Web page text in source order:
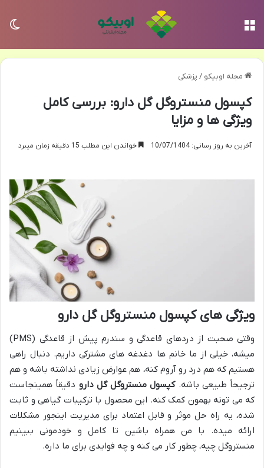
مجله اوبیکو / پزشکی
کپسول منستروگل گل دارو: بررسی کامل
ویژگی ها و مزایا
آخرین به روز رسانی: 10/07/1404 خواندن این مطلب 15 دقیقه زمان میبرد
ویژگی های کپسول منستروگل گل دارو
وقتی صحبت از دردهای قاعدگی و سندرم پیش از قاعدگی (PMS)
میشه، خیلی از ما خانم ها دغدغه های مشترکی داریم. دنبال راهی
هستیم که هم درد رو آروم کنه، هم عوارض زیادی نداشته باشه و هم
ترجیحاً طبیعی باشه.کپسول منستروگل گل دارو دقیقاً همینجاست
که می تونه بهمون کمک کنه. این محصول با ترکیبات گیاهی و ثابت
شده، یه راه حل موثر و قابل اعتماد برای مدیریت اینجور مشکلات
ارائه میده. با من همراه باشین تا کامل و خودمونی ببینیم
منستروگل چیه، چطور کار می کنه و چه فوایدی برای ما داره.